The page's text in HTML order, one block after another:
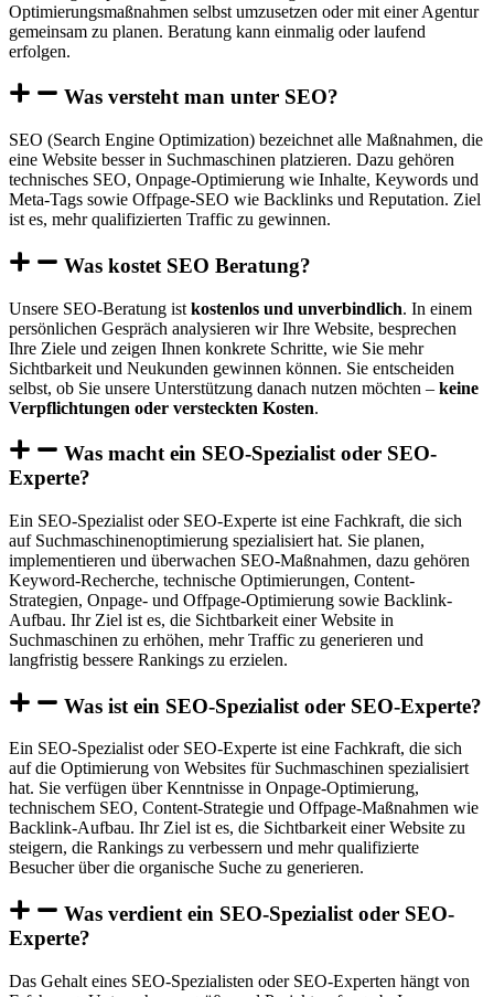
Optimierungsmaßnahmen selbst umzusetzen oder mit einer Agentur
gemeinsam zu planen. Beratung kann einmalig oder laufend
erfolgen.
Was versteht man unter SEO?
SEO (Search Engine Optimization) bezeichnet alle Maßnahmen, die
eine Website besser in Suchmaschinen platzieren. Dazu gehören
technisches SEO, Onpage-Optimierung wie Inhalte, Keywords und
Meta-Tags sowie Offpage-SEO wie Backlinks und Reputation. Ziel
ist es, mehr qualifizierten Traffic zu gewinnen.
Was kostet SEO Beratung?
Unsere SEO-Beratung ist kostenlos und unverbindlich. In einem
persönlichen Gespräch analysieren wir Ihre Website, besprechen
Ihre Ziele und zeigen Ihnen konkrete Schritte, wie Sie mehr
Sichtbarkeit und Neukunden gewinnen können. Sie entscheiden
selbst, ob Sie unsere Unterstützung danach nutzen möchten – keine
Verpflichtungen oder versteckten Kosten.
Was macht ein SEO-Spezialist oder SEO-
Experte?
Ein SEO-Spezialist oder SEO-Experte ist eine Fachkraft, die sich
auf Suchmaschinenoptimierung spezialisiert hat. Sie planen,
implementieren und überwachen SEO-Maßnahmen, dazu gehören
Keyword-Recherche, technische Optimierungen, Content-
Strategien, Onpage- und Offpage-Optimierung sowie Backlink-
Aufbau. Ihr Ziel ist es, die Sichtbarkeit einer Website in
Suchmaschinen zu erhöhen, mehr Traffic zu generieren und
langfristig bessere Rankings zu erzielen.
Was ist ein SEO-Spezialist oder SEO-Experte?
Ein SEO-Spezialist oder SEO-Experte ist eine Fachkraft, die sich
auf die Optimierung von Websites für Suchmaschinen spezialisiert
hat. Sie verfügen über Kenntnisse in Onpage-Optimierung,
technischem SEO, Content-Strategie und Offpage-Maßnahmen wie
Backlink-Aufbau. Ihr Ziel ist es, die Sichtbarkeit einer Website zu
steigern, die Rankings zu verbessern und mehr qualifizierte
Besucher über die organische Suche zu generieren.
Was verdient ein SEO-Spezialist oder SEO-
Experte?
Das Gehalt eines SEO-Spezialisten oder SEO-Experten hängt von